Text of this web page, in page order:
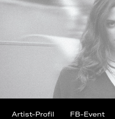
Artist-Profil FB-Event